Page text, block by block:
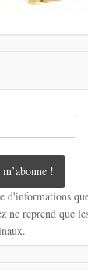
d'informations
ne reprend que